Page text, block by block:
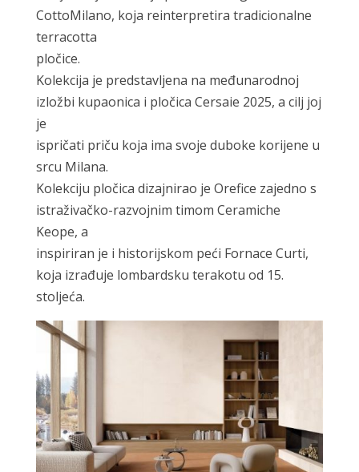
CottoMilano, koja reinterpretira tradicionalne
terracotta
pločice.
Kolekcija je predstavljena na međunarodnoj
izložbi kupaonica i pločica Cersaie 2025, a cilj joj
je
ispričati priču koja ima svoje duboke korijene u
srcu Milana.
Kolekciju pločica dizajnirao je Orefice zajedno s
istraživačko-razvojnim timom Ceramiche
Keope, a
inspiriran je i historijskom peći Fornace Curti,
koja izrađuje lombardsku terakotu od 15.
stoljeća.